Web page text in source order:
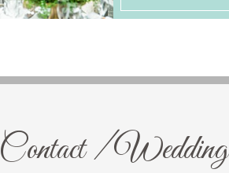
Contact / Wedding